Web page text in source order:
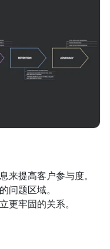
来提高客户参与度。
问题区域。
更牢固的关系。